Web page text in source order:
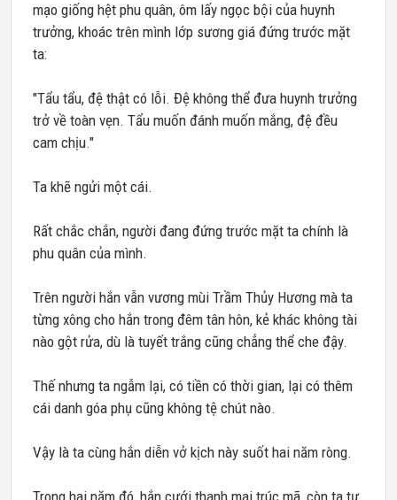
mạo giống hệt phu quân, ôm lấy ngọc bội của huynh
trưởng, khoác trên mình lớp sương giá đứng trước mặt
ta:
"Tẩu tẩu, đệ thật có lỗi. Đệ không thể đưa huynh trưởng
trở về toàn vẹn. Tẩu muốn đánh muốn mắng, đệ đều
cam chịu."
Ta khẽ ngửi một cái.
Rất chắc chắn, người đang đứng trước mặt ta chính là
phu quân của mình.
Trên người hắn vẫn vương mùi Trầm Thủy Hương mà ta
từng xông cho hắn trong đêm tân hôn, kẻ khác không tài
nào gột rửa, dù là tuyết trắng cũng chẳng thể che đậy.
Thế nhưng ta ngẫm lại, có tiền có thời gian, lại có thêm
cái danh góa phụ cũng không tệ chút nào.
Vậy là ta cùng hắn diễn vở kịch này suốt hai năm ròng.
Trong hai năm đó, hắn cưới thanh mai trúc mã, còn ta tự